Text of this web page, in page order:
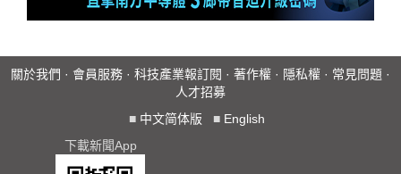
關於我們 · 會員服務 · 科技產業報訂閱 · 著作權 · 隱私權 · 常見問題 ·
人才招募
■ 中文简体版 ■ English
下載新聞App